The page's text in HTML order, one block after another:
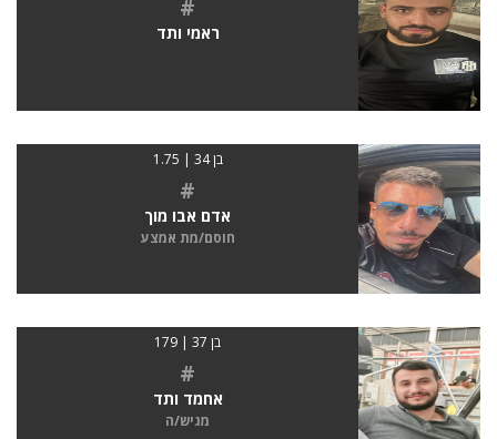
#
ראמי ותד
בן 34 | 1.75
#
אדם אבו מוך
חוסם/מת אמצע
בן 37 | 179
#
אחמד ותד
מגיש/ה